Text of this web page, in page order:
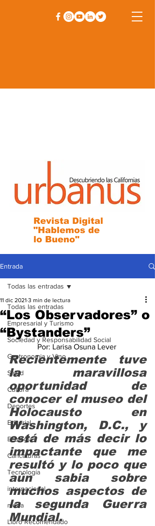
Revista Digital
"Hablemos de
lo Bueno"
Entrada
Todas las entradas
Empresarial y Turismo
Sociedad y Responsabilidad Social
Gastronomia y Vino
Salud
Cultura
Deportes
Editorial
Ecología
Caricaturas
Tecnología
internacional
moda
Libro Recomendado
Todas las entradas
“Los Observadores” o
“Bystanders”
11 dic 2021 3 min de lectura
Por: Larisa Osuna Lever
Recientemente tuve
la maravillosa
oportunidad de
conocer el museo del
Holocausto en
Washington, D.C., y
está de más decir lo
impactante que me
resultó y lo poco que
aún sabia sobre
muchos aspectos de
la segunda Guerra
Mundial.